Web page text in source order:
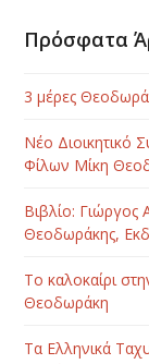
Πρόσφατα
3 μέρες
Νέο Διοικητικό
Φίλων Μίκη
Βιβλίο: Γιώργος
Θεοδωράκης,
Το καλοκαίρι
Θεοδωράκη
Τα Ελληνικά